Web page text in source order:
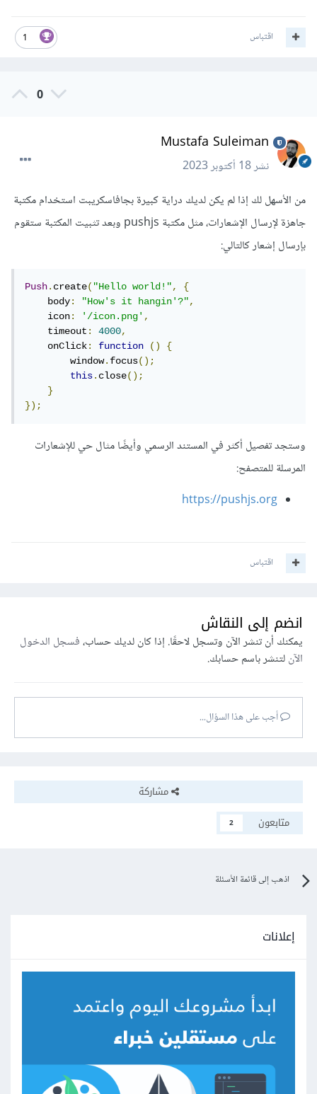
1 اقتباس
0
Mustafa Suleiman
نشر18 أكتوبر 2023
من الأسهل لك إذا لم يكن لديك دراية كبيرة بجافاسكريبت استخدام مكتبة
جاهزة لإرسال الإشعارات، مثل مكتبة pushjs وبعد تثبيت المكتبة ستقوم
بإرسال إشعار كالتالي:
Push.create("Hello world!",
{
    body
: "How's it hangin'?",
    icon
: '/icon.png',
    timeout
: 4000,
    onClick
: function ()
{
        window
.focus();
this.close();
}
});
وستجد تفصيل أكثر في المستند الرسمي وأيضًا مثال حي للإشعارات
المرسلة للمتصفح:
https://pushjs.org
اقتباس
انضم إلى النقاش
يمكنك أن تنشر الآن وتسجل لاحقًا. إذا كان لديك حساب،فسجل الدخول
الآنلتنشر باسم حسابك.
أجب على هذا السؤال...
مشاركة
متابعون
2
اذهب إلى قائمة الأسئلة
إعلانات